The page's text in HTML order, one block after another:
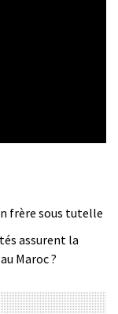
frère sous tutelle
assurent la
Maroc ?